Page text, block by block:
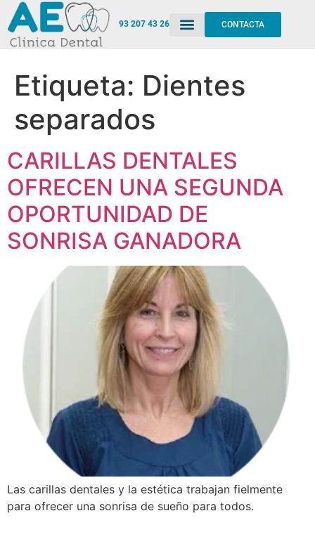
93 207 43 26 CONTACTA
Etiqueta: Dientes
separados
CARILLAS DENTALES
OFRECEN UNA SEGUNDA
OPORTUNIDAD DE
SONRISA GANADORA
Las carillas dentales y la estética trabajan fielmente
para ofrecer una sonrisa de sueño para todos.